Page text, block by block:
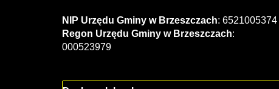
NIP Urzędu Gminy w Brzeszczach: 6521005374
Regon Urzędu Gminy w Brzeszczach:
000523979